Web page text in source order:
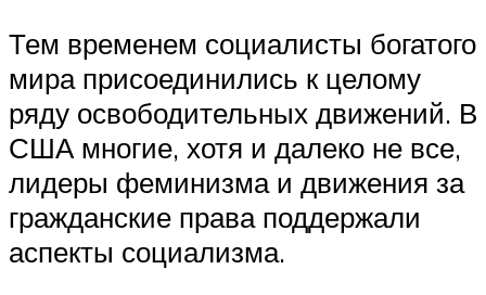
Тем временем социалисты богатого
мира присоединились к целому
ряду освободительных движений. В
США многие, хотя и далеко не все,
лидеры феминизма и движения за
гражданские права поддержали
аспекты социализма.